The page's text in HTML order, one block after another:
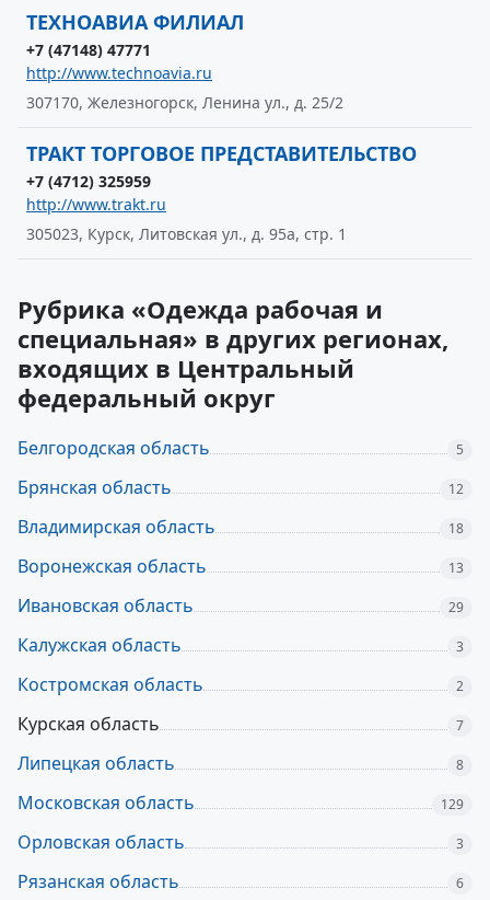
ТЕХНОАВИА ФИЛИАЛ
+7 (47148) 47771
http://www.technoavia.ru
307170, Железногорск, Ленина ул., д. 25/2
ТРАКТ ТОРГОВОЕ ПРЕДСТАВИТЕЛЬСТВО
+7 (4712) 325959
http://www.trakt.ru
305023, Курск, Литовская ул., д. 95а, стр. 1
Рубрика «Одежда рабочая и
специальная» в других регионах,
входящих в Центральный
федеральный округ
Белгородская область 5
Брянская область 12
Владимирская область 18
Воронежская область 13
Ивановская область 29
Калужская область 3
Костромская область 2
Курская область 7
Липецкая область 8
Московская область 129
Орловская область 3
Рязанская область 6